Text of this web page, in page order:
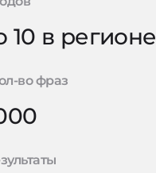
10 в регионе
во фраз